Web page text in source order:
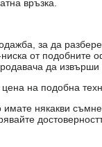
връзка.
за да
от подобните
да извърши
на подобна
някакви